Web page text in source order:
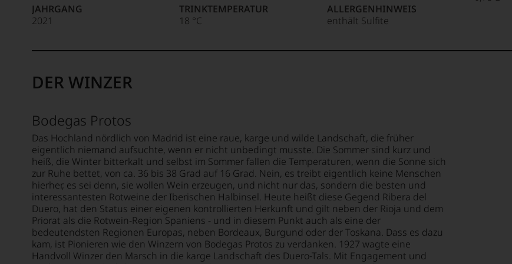
Unter 85 Punkte:
Welt,
wie
anderer.
dokumentieren
wir
und
gerade
mit
Bewertungen
und
Medaillen
renommierter
Weinjournalisten
oder
Fachpublikationen
in
unseren
JAHRGANG
2021
TRINKTEMPERATUR
18 °C
ALLERGENHINWEIS
enthält Sulfite
DER WINZER
Bodegas Protos
Das Hochland nördlich von Madrid ist eine raue, karge und wilde Landschaft, die früher
eigentlich niemand aufsuchte, wenn er nicht unbedingt musste. Die Sommer sind kurz und
heiß, die Winter bitterkalt und selbst im Sommer fallen die Temperaturen, wenn die Sonne sich
zur Ruhe bettet, von ca. 36 bis 38 Grad auf 16 Grad. Nein, es treibt eigentlich keine Menschen
hierher, es sei denn, sie wollen Wein erzeugen, und nicht nur das, sondern die besten und
interessantesten Rotweine der Iberischen Halbinsel. Heute heißt diese Gegend Ribera del
Duero, hat den Status einer eigenen kontrollierten Herkunft und gilt neben der Rioja und dem
Priorat als die Rotwein-Region Spaniens - und in diesem Punkt auch als eine der
bedeutendsten Regionen Europas, neben Bordeaux, Burgund oder der Toskana. Dass es dazu
kam, ist Pionieren wie den Winzern von Bodegas Protos zu verdanken. 1927 wagte eine
Handvoll Winzer den Marsch in die karge Landschaft des Duero-Tals. Mit Engagement und